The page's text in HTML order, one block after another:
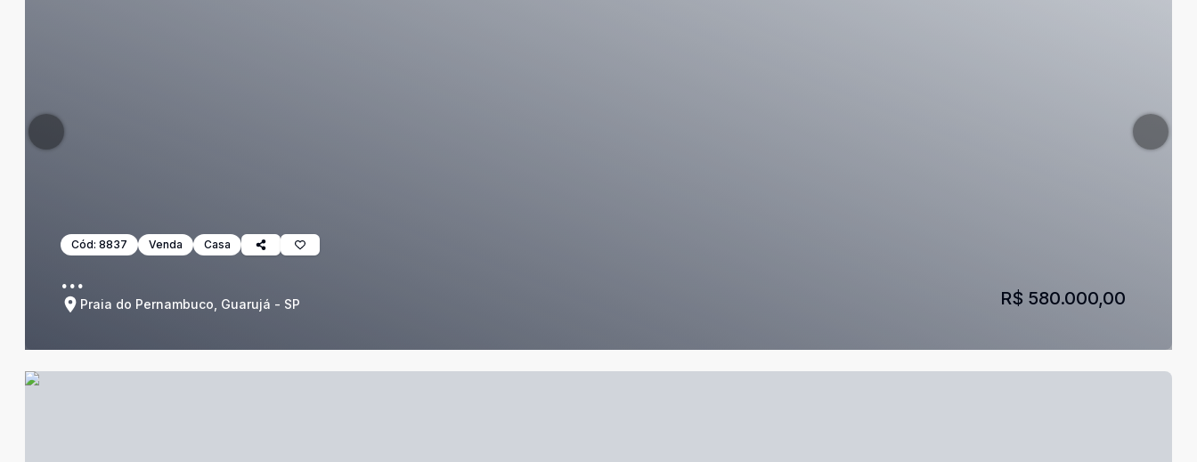
Cód: 8837 Venda Casa
...
Praia do Pernambuco, Guarujá - SP R$ 580.000,00